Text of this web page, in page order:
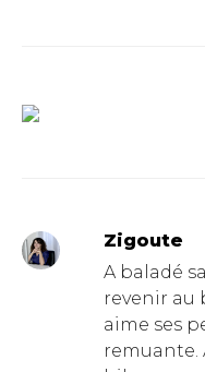
Zigoute
A baladé
revenir au
aime ses
remuante.